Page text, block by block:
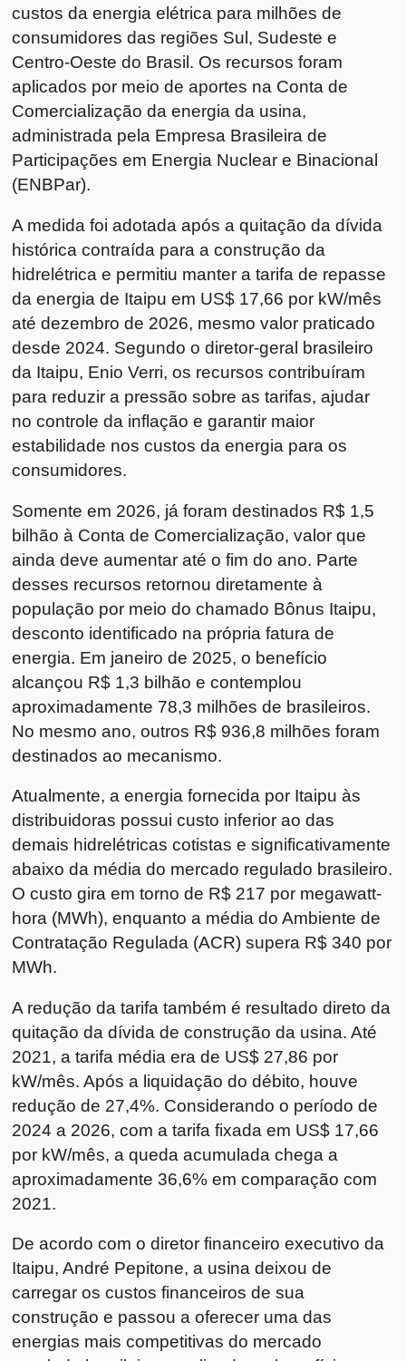
custos da energia elétrica para milhões de
consumidores das regiões Sul, Sudeste e
Centro-Oeste do Brasil. Os recursos foram
aplicados por meio de aportes na Conta de
Comercialização da energia da usina,
administrada pela Empresa Brasileira de
Participações em Energia Nuclear e Binacional
(ENBPar).
A medida foi adotada após a quitação da dívida
histórica contraída para a construção da
hidrelétrica e permitiu manter a tarifa de repasse
da energia de Itaipu em US$ 17,66 por kW/mês
até dezembro de 2026, mesmo valor praticado
desde 2024. Segundo o diretor-geral brasileiro
da Itaipu, Enio Verri, os recursos contribuíram
para reduzir a pressão sobre as tarifas, ajudar
no controle da inflação e garantir maior
estabilidade nos custos da energia para os
consumidores.
Somente em 2026, já foram destinados R$ 1,5
bilhão à Conta de Comercialização, valor que
ainda deve aumentar até o fim do ano. Parte
desses recursos retornou diretamente à
população por meio do chamado Bônus Itaipu,
desconto identificado na própria fatura de
energia. Em janeiro de 2025, o benefício
alcançou R$ 1,3 bilhão e contemplou
aproximadamente 78,3 milhões de brasileiros.
No mesmo ano, outros R$ 936,8 milhões foram
destinados ao mecanismo.
Atualmente, a energia fornecida por Itaipu às
distribuidoras possui custo inferior ao das
demais hidrelétricas cotistas e significativamente
abaixo da média do mercado regulado brasileiro.
O custo gira em torno de R$ 217 por megawatt-
hora (MWh), enquanto a média do Ambiente de
Contratação Regulada (ACR) supera R$ 340 por
MWh.
A redução da tarifa também é resultado direto da
quitação da dívida de construção da usina. Até
2021, a tarifa média era de US$ 27,86 por
kW/mês. Após a liquidação do débito, houve
redução de 27,4%. Considerando o período de
2024 a 2026, com a tarifa fixada em US$ 17,66
por kW/mês, a queda acumulada chega a
aproximadamente 36,6% em comparação com
2021.
De acordo com o diretor financeiro executivo da
Itaipu, André Pepitone, a usina deixou de
carregar os custos financeiros de sua
construção e passou a oferecer uma das
energias mais competitivas do mercado